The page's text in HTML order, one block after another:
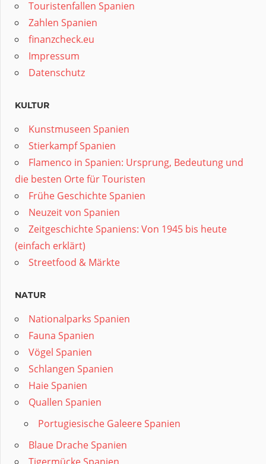
Touristenfallen Spanien
Zahlen Spanien
finanzcheck.eu
Impressum
Datenschutz
KULTUR
Kunstmuseen Spanien
Stierkampf Spanien
Flamenco in Spanien: Ursprung, Bedeutung und
die besten Orte für Touristen
Frühe Geschichte Spanien
Neuzeit von Spanien
Zeitgeschichte Spaniens: Von 1945 bis heute
(einfach erklärt)
Streetfood & Märkte
NATUR
Nationalparks Spanien
Fauna Spanien
Vögel Spanien
Schlangen Spanien
Haie Spanien
Quallen Spanien
Portugiesische Galeere Spanien
Blaue Drache Spanien